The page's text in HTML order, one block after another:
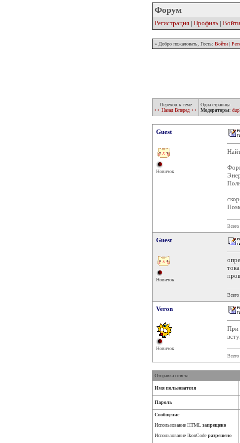
Форум
Регистрация | Профиль | Войти
» Добро пожаловать, Гость: Войти |
Переход к теме
<< Назад Вперед >>
Одна страница
Модераторы:
Guest
Новичок
Guest
Новичок
Veron
Новичок
При
Отправка ответа:
Имя пользователя
Пароль
Сообщение
Использование HTML запрещено
Использование IkonCode разрешено